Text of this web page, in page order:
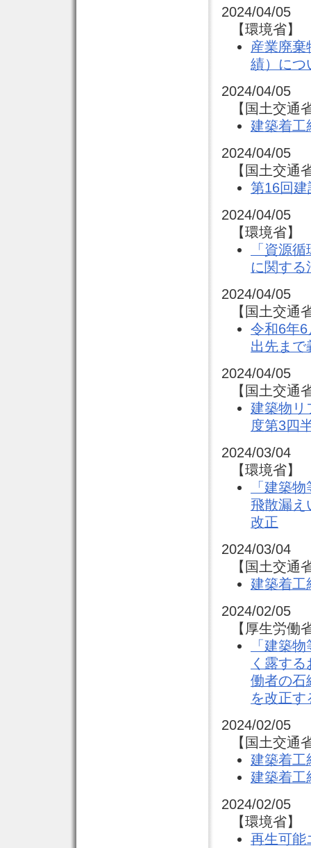
2024/04/05
【環境省
産業廃
績）につ
2024/04/05
【国土交
建築着工
2024/04/05
【国土交
第16回
2024/04/05
【環境省
「資源
に関する
2024/04/05
【国土交
令和6年
出先まで
2024/04/05
【国土交
建築物リ
度第3四
2024/03/04
【環境省
「建築
飛散漏え
改正
2024/03/04
【国土交
建築着工
2024/02/05
【厚生労
「建築
く露す
働者の石
を改正す
2024/02/05
【国土交
建築着工
建築着工
2024/02/05
【環境省
再生可能